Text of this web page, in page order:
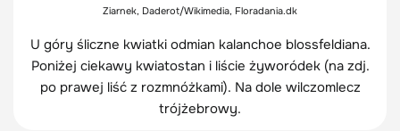
Ziarnek, Daderot/Wikimedia, Floradania.dk
U góry śliczne kwiatki odmian kalanchoe blossfeldiana.
Poniżej ciekawy kwiatostan i liście żyworódek (na zdj.
po prawej liść z rozmnóżkami). Na dole wilczomlecz
trójżebrowy.